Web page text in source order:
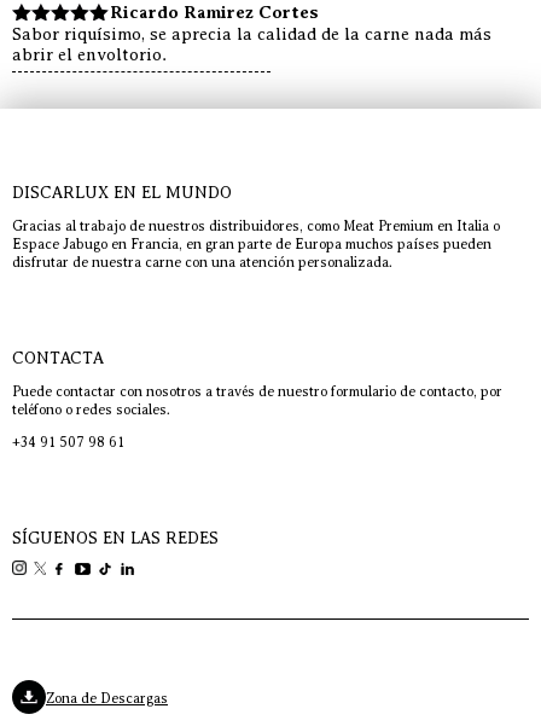
Valorado
con5de 5
Ricardo Ramirez Cortes
Sabor riquísimo, se aprecia la calidad de la carne nada más
abrir el envoltorio.
DISCARLUX EN EL MUNDO
Gracias al trabajo de nuestros distribuidores, como Meat Premium en Italia o
Espace Jabugo en Francia, en gran parte de Europa muchos países pueden
disfrutar de nuestra carne con una atención personalizada.
CONTACTA
Puede contactar con nosotros a través de nuestro formulario de contacto, por
teléfono o redes sociales.
+34 91 507 98 61
SÍGUENOS EN LAS REDES
Zona de Descargas